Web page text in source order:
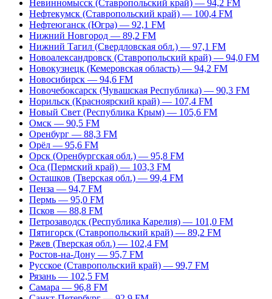
Невинномысск (Ставропольский край) — 94,2 FM
Нефтекумск (Ставропольский край) — 100,4 FM
Нефтеюганск (Югра) — 92,1 FM
Нижний Новгород — 89,2 FM
Нижний Тагил (Свердловская обл.) — 97,1 FM
Новоалександровск (Ставропольский край) — 94,0 FM
Новокузнецк (Кемеровская область) — 94,2 FM
Новосибирск — 94,6 FM
Новочебоксарск (Чувашская Республика) — 90,3 FM
Норильск (Красноярский край) — 107,4 FM
Новый Свет (Республика Крым) — 105,6 FM
Омск — 90,5 FM
Оренбург — 88,3 FM
Орёл — 95,6 FM
Орск (Оренбургская обл.) — 95,8 FM
Оса (Пермский край) — 103,3 FM
Осташков (Тверская обл.) — 99,4 FM
Пенза — 94,7 FM
Пермь — 95,0 FM
Псков — 88,8 FM
Петрозаводск (Республика Карелия) — 101,0 FM
Пятигорск (Ставропольский край) — 89,2 FM
Ржев (Тверская обл.) — 102,4 FM
Ростов-на-Дону — 95,7 FM
Русское (Ставропольский край) — 99,7 FM
Рязань — 102,5 FM
Самара — 96,8 FM